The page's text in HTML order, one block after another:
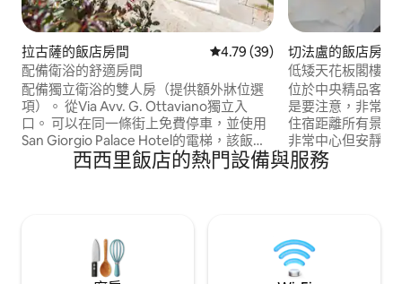
拉古薩的飯店房間 從 39 則評價中獲得 4.79 的平均
4.79 (39)
配備衛浴的舒適房間
配備獨立衛浴的雙人房（提供額外牀位選
項）。 從Via Avv. G. Ottaviano獨立入
口。 可以在同一條街上免費停車，並使用
San Giorgio Palace Hotel的電梯，該飯店
將房間連接到Ragusa Ibla的中心，距離大
教堂廣場100公尺。 在房客住宿期間，飯
切法盧的飯店房間
低矮天花板閣樓 -
位於中央精品客房的
是要注意，非常低
住宿距離所有景點
非常中心但安靜的
抵達海灘。 非常低的天花板（只有1.85公
尺！ ） ，但...有
西西里飯店的熱門設備與服務